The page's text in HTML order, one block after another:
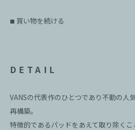
■ 買い物を続ける
DETAIL
VANSの代表作のひとつであり不動の人
再構築。
特徴的であるパッドをあえて取り除く